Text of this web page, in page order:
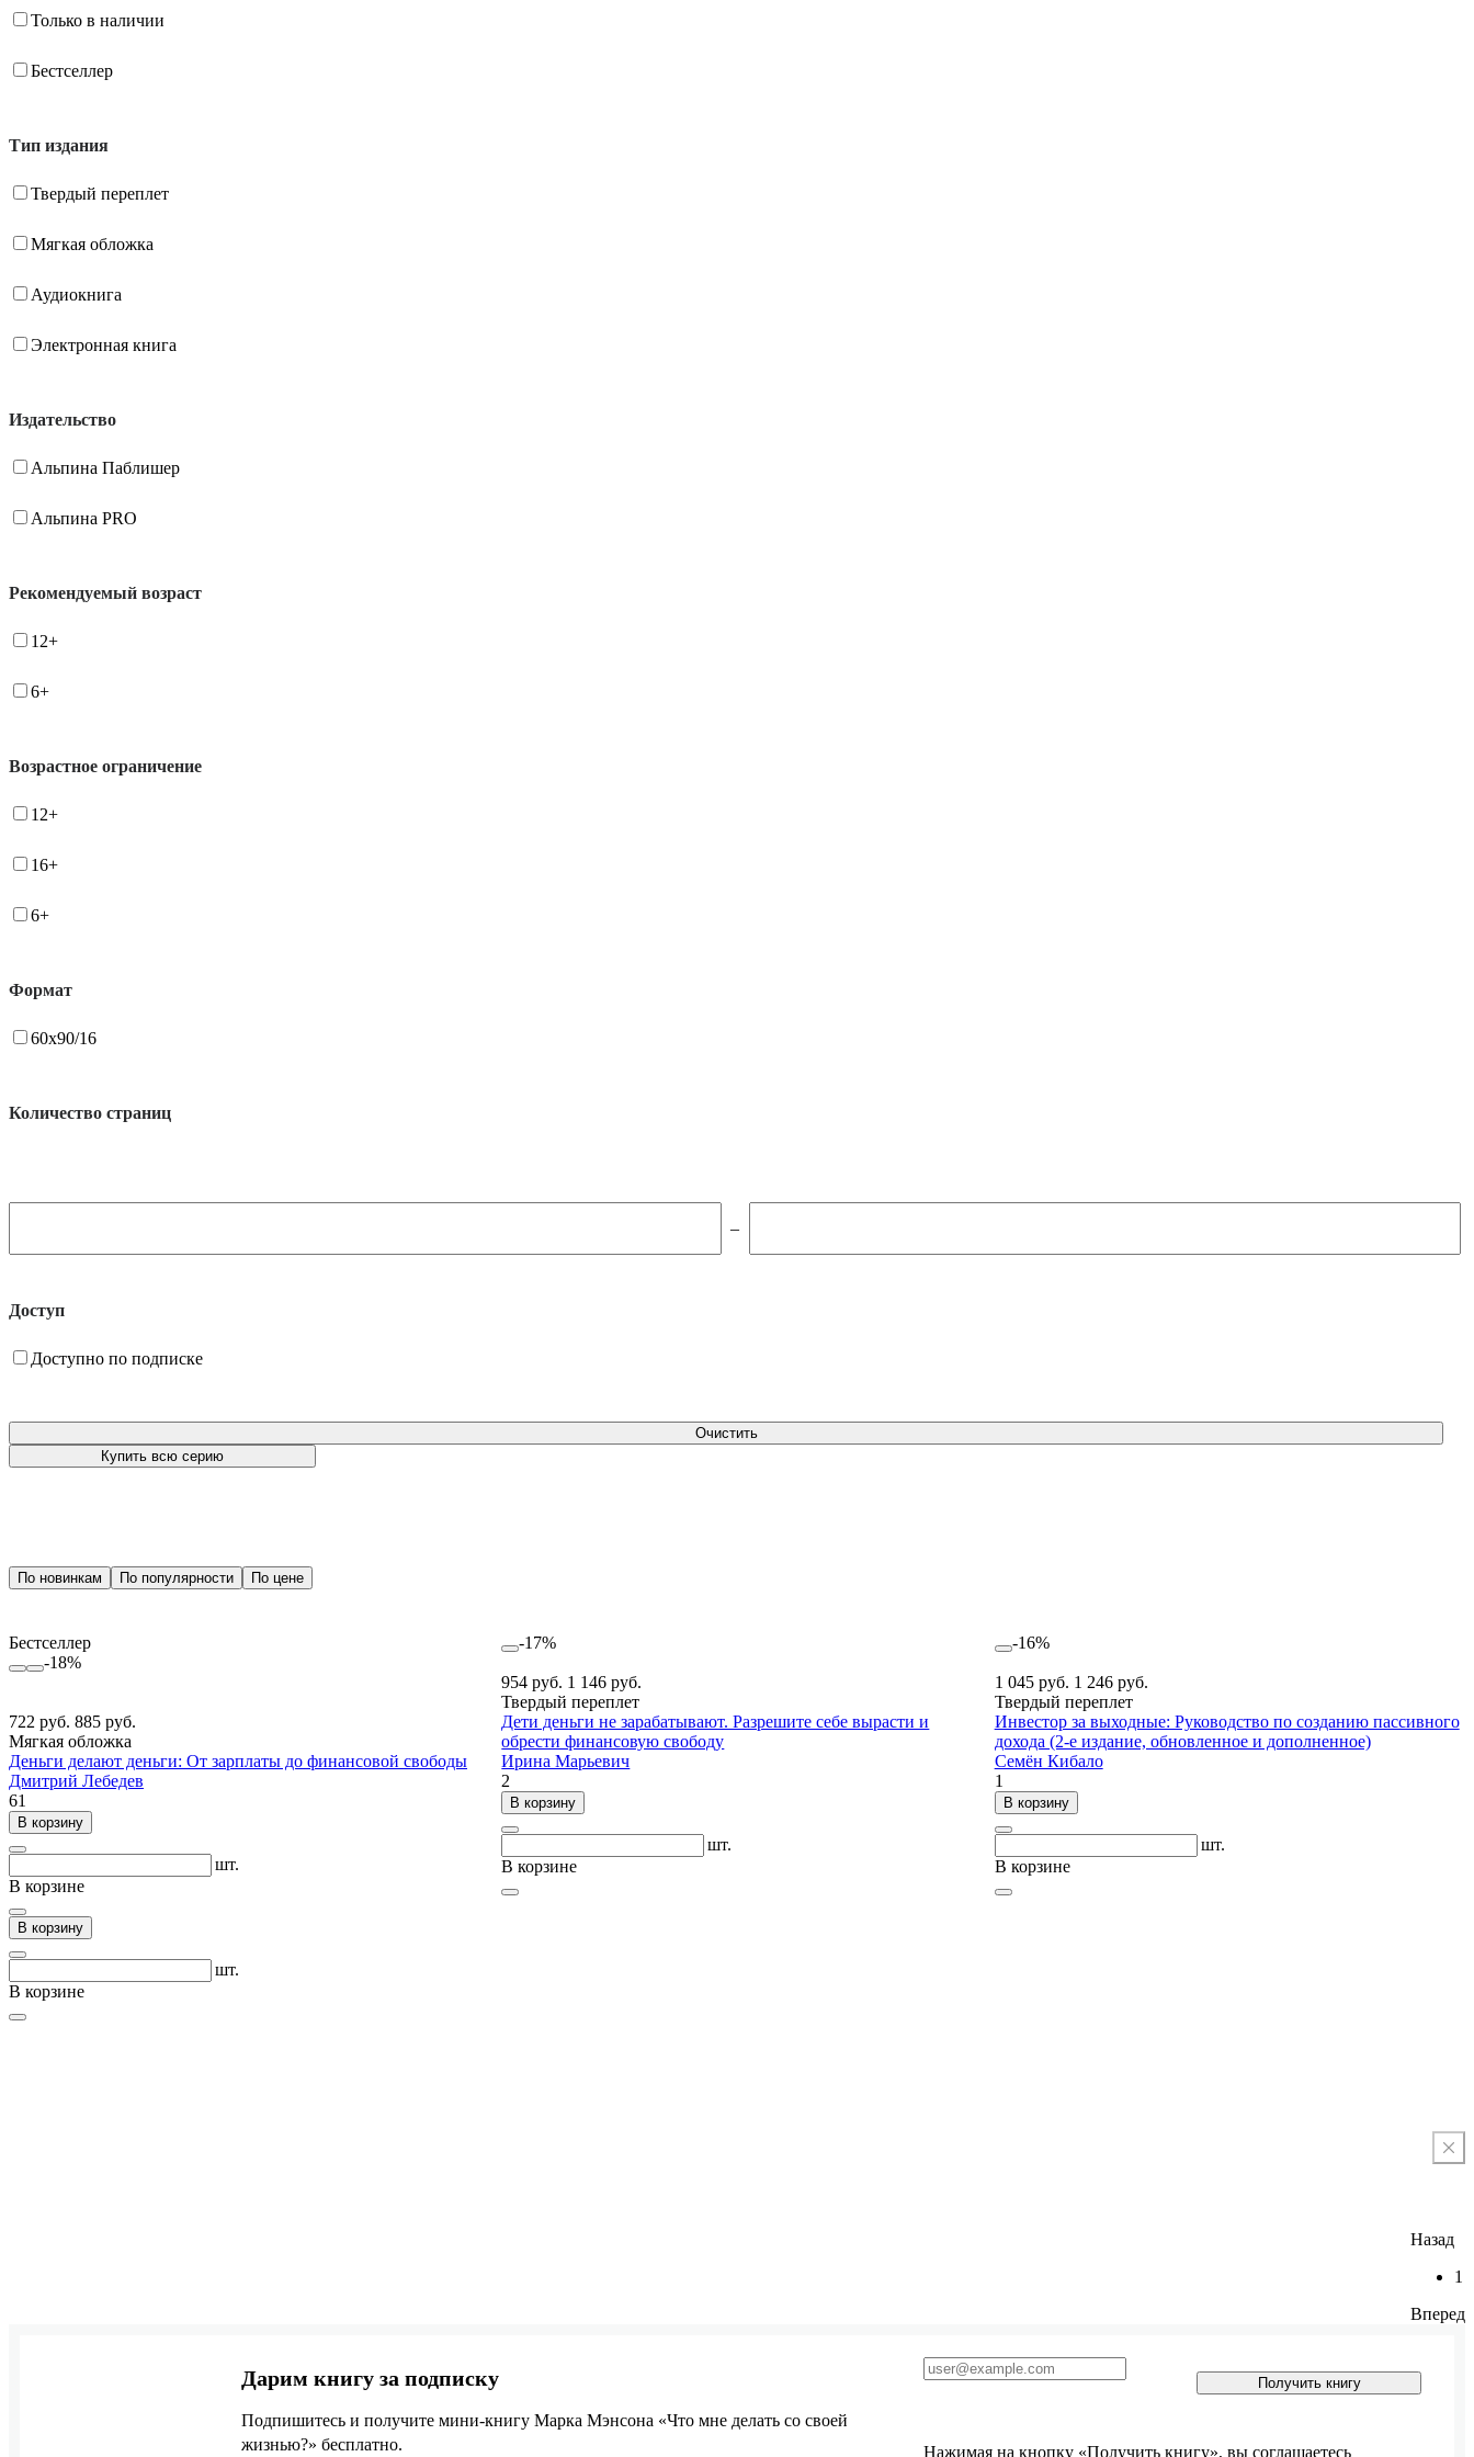
Только в наличии
Бестселлер
Тип издания
Твердый переплет
Мягкая обложка
Аудиокнига
Электронная книга
Издательство
Альпина Паблишер
Альпина PRO
Рекомендуемый возраст
12+
6+
Возрастное ограничение
12+
16+
6+
Формат
60x90/16
Количество страниц
–
Доступ
Доступно по подписке
Очистить
Купить всю серию
По новинкам По популярности По цене
Бестселлер
-18%
722 руб. 885 руб.
Мягкая обложка
Деньги делают деньги: От зарплаты до финансовой свободы
Дмитрий Лебедев
61
В корзину
шт.
В корзине
В корзину
шт.
В корзине
-17%
954 руб. 1 146 руб.
Твердый переплет
Дети деньги не зарабатывают. Разрешите себе вырасти и
обрести финансовую свободу
Ирина Марьевич
2
В корзину
шт.
В корзине
-16%
1 045 руб. 1 246 руб.
Твердый переплет
Инвестор за выходные: Руководство по созданию пассивного
дохода (2-е издание, обновленное и дополненное)
Семён Кибало
1
В корзину
шт.
В корзине
Назад
1
Вперед
Дарим книгу за подписку
Подпишитесь и получите мини-книгу Марка Мэнсона «Что мне делать со своей
жизнью?» бесплатно.
Получить книгу
Нажимая на кнопку «Получить книгу», вы соглашаетесь